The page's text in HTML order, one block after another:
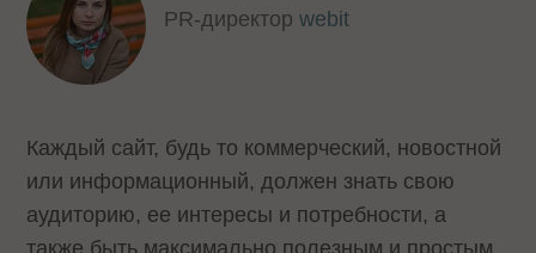
PR-директорwebit
Каждый сайт, будь то коммерческий, новостной
или информационный, должен знать свою
аудиторию, ее интересы и потребности, а
также быть максимально полезным и простым